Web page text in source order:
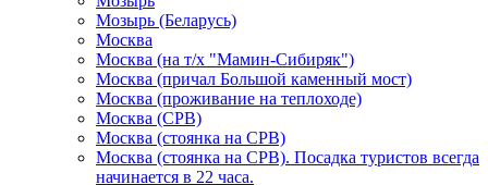
Мозырь (Беларусь)
Москва
Москва (на т/х "Мамин-Сибиряк")
Москва (причал Большой каменный мост)
Москва (проживание на теплоходе)
Москва (СРВ)
Москва (стоянка на СРВ)
Москва (стоянка на СРВ). Посадка туристов всегда
начинается в 22 часа.